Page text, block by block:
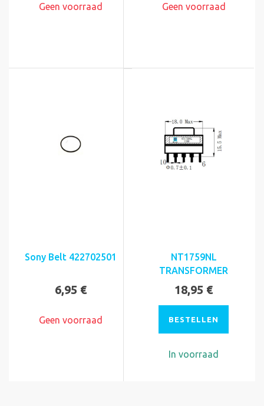
Geen voorraad Geen voorraad
Sony Belt 422702501
6,95 €
Geen voorraad
NT1759NL
TRANSFORMER
18,95 €
BESTELLEN
In voorraad